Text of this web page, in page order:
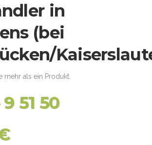
in
(bei
mehr als ein Produkt.
9 51 50